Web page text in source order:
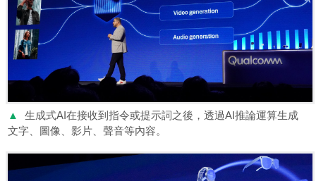
▲
生成式AI在接收到指令或提示詞之後，透過AI推論運算生成
文字、圖像、影片、聲音等內容。